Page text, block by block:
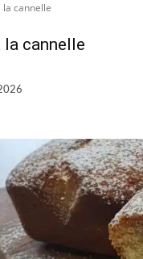
la cannelle
la cannelle